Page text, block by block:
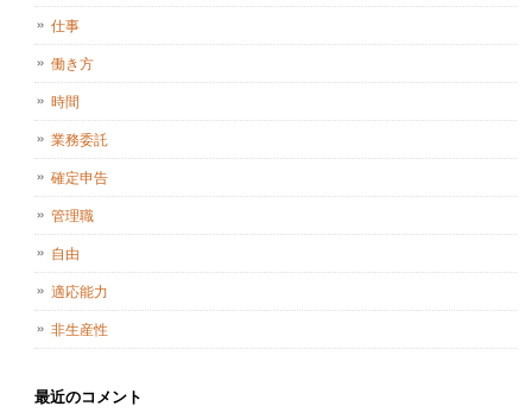
仕事
働き方
時間
業務委託
確定申告
管理職
自由
適応能力
非生産性
最近のコメント